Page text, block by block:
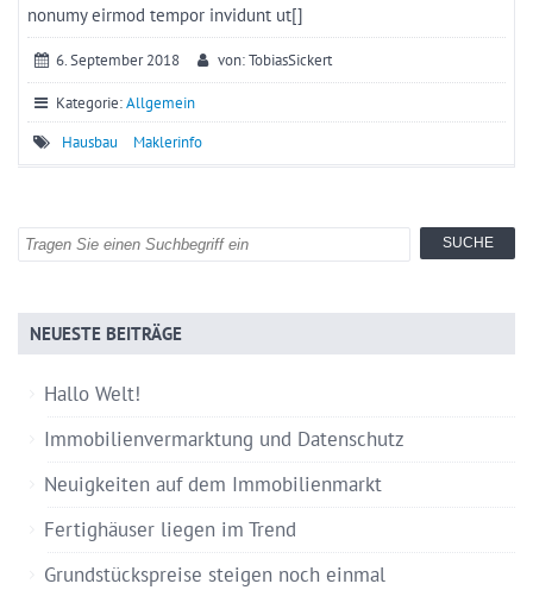
nonumy eirmod tempor invidunt ut[]
6. September 2018 von: TobiasSickert
Kategorie:Allgemein
Hausbau
Maklerinfo
NEUESTE BEITRÄGE
Hallo Welt!
Immobilienvermarktung und Datenschutz
Neuigkeiten auf dem Immobilienmarkt
Fertighäuser liegen im Trend
Grundstückspreise steigen noch einmal